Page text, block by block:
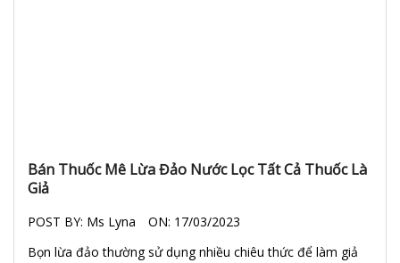
Bán Thuốc Mê Lừa Đảo Nước Lọc Tất Cả Thuốc Là
Giả
POST BY: Ms Lyna ON: 17/03/2023
Bọn lừa đảo thường sử dụng nhiều chiêu thức để làm giả